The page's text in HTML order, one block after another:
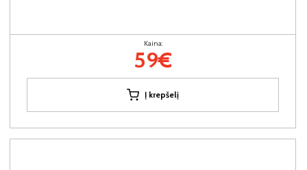
Kaina:
59€
Į krepšelį